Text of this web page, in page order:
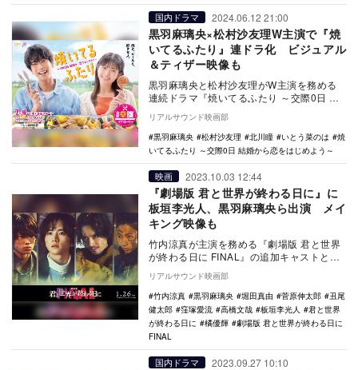
国内ドラマ 2024.06.12 21:00
黒羽麻璃央×松村沙友理W主演で『焼
いてるふたり』連ドラ化 ビジュアル
＆ティザー映像も
黒羽麻璃央と松村沙友理がW主演を務める
連続ドラマ『焼いてるふたり ～交際0日 結
婚から恋をはじめよう～』が、7月4日より
読売テレ…
リアルサウンド映画部
黒羽麻璃央
松村沙友理 北川瞳 いとう菜のは
焼
いてるふたり ～交際0日 結婚から恋をはじめよう～
映画 2023.10.03 12:44
『劇場版 君と世界が終わる日に』に
板垣李光人、黒羽麻璃央ら出演 メイ
キング映像も
竹内涼真が主演を務める『劇場版 君と世界
が終わる日に FINAL』の追加キャストとし
て、板垣李光人、窪塚愛流、橘優輝、黒羽
麻璃央…
リアルサウンド映画部
竹内涼真
黒羽麻璃央 堀田真由 菅原伸太郎
丑尾
健太郎
窪塚愛流 高橋文哉 板垣李光人
君と世界
が終わる日に
橘優輝
劇場版 君と世界が終わる日に
FINAL
国内ドラマ 2023.09.27 10:10